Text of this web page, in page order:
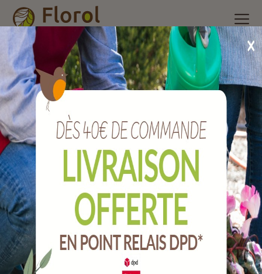
Accueil Nos produits /Poterie et accessoires /Pot plastique à
réserve d'eau/Pot réserve d'eau bloom argile Ø 29 cm
Pot réserve d'eau BLOOM argile Ø 29 cm
Ref :
527029001
EAN :8051560267992